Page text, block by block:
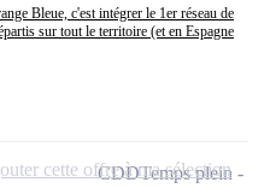
Bleue, c'est intégrer le 1er réseau de
sur tout le territoire (et en Espagne
CDDTemps plein
cette offre à ma sélection